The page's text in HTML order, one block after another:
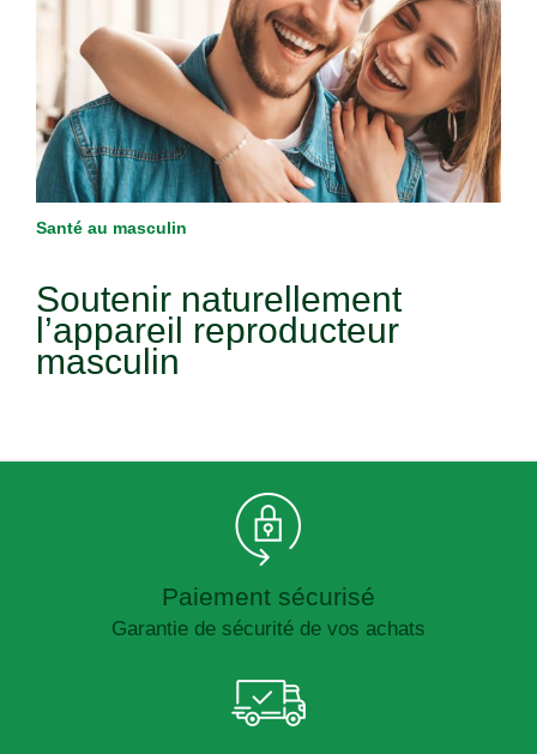
Santé au masculin
Soutenir naturellement
l’appareil reproducteur
masculin
Paiement sécurisé
Garantie de sécurité de vos achats